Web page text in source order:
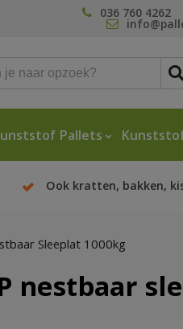
036 760 4262
Pallets
Ook kratten, bakken,
Sleeplat 1000kg
nestbaar